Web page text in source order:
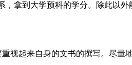
到大学预科的学分。除此以外
起来自身的文书的撰写。尽量